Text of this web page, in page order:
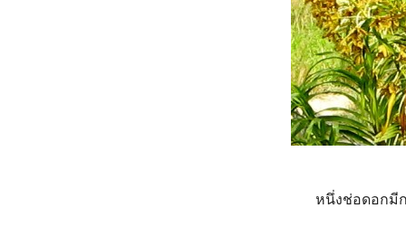
หนึ่งช่อดอกมี